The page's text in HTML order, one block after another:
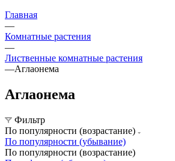
Главная
—
Комнатные растения
—
Лиственные комнатные растения
—Аглаонема
Аглаонема
Фильтр
По популярности (возрастание)
По популярности (убывание)
По популярности (возрастание)